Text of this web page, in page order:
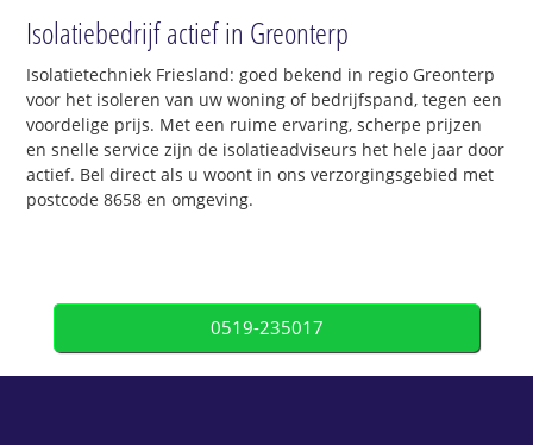
Isolatiebedrijf actief in Greonterp
Isolatietechniek Friesland: goed bekend in regio Greonterp
voor het isoleren van uw woning of bedrijfspand, tegen een
voordelige prijs. Met een ruime ervaring, scherpe prijzen
en snelle service zijn de isolatieadviseurs het hele jaar door
actief. Bel direct als u woont in ons verzorgingsgebied met
postcode 8658 en omgeving.
0519-235017